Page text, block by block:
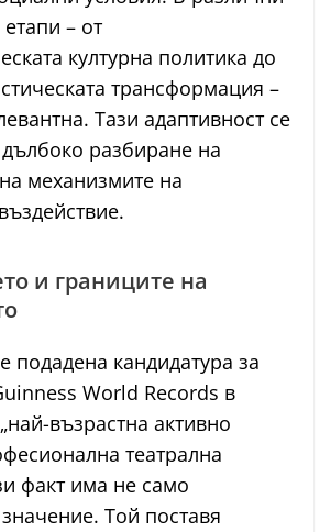
– от
културна политика до
трансформация –
Тази адаптивност се
разбиране на
механизмите на
и границите на
подадена кандидатура за
World Records в
възрастна активно
театрална
факт има не само
Той поставя